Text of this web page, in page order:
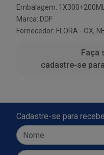
Embalagem: 1X300+200ML
Marca: DDF
Fornecedor: FLORA - OX,
Faça
cadastre-se
Cadastre-se para